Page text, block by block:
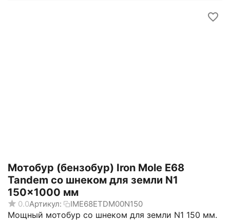
Мотобур (бензобур) Iron Mole E68
Tandem со шнеком для земли N1
150x1000 мм
0.0Артикул: IME68ЕТDM00N150
Мощный мотобур со шнеком для земли N1 150 мм.